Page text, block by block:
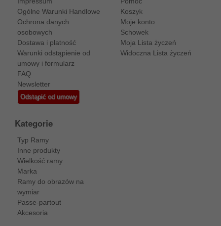
Ogólne Warunki Handlowe
Ochrona danych
osobowych
Dostawa i platność
Warunki odstąpienie od
umowy i formularz
FAQ
Newsletter
Odstąpić od umowy
Koszyk
Moje konto
Schowek
Moja Lista życzeń
Widoczna Lista życzeń
Kategorie
Typ Ramy
Inne produkty
Wielkość ramy
Marka
Ramy do obrazów na
wymiar
Passe-partout
Akcesoria